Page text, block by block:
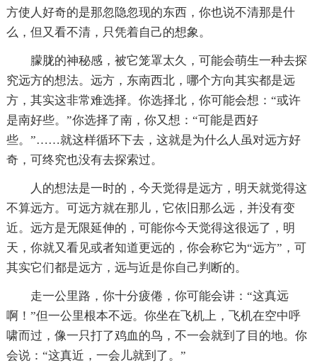
方使人好奇的是那忽隐忽现的东西，你也说不清那是什
么，但又看不清，只凭着自己的想象。
朦胧的神秘感，被它笼罩太久，可能会萌生一种去探
究远方的想法。远方，东南西北，哪个方向其实都是远
方，其实这非常难选择。你选择北，你可能会想：“或许
是南好些。”你选择了南，你又想：“可能是西好
些。”……就这样循环下去，这就是为什么人虽对远方好
奇，可终究也没有去探索过。
人的想法是一时的，今天觉得是远方，明天就觉得这
不算远方。可远方就在那儿，它依旧那么远，并没有变
近。远方是无限延伸的，可能你今天觉得这很远了，明
天，你就又看见或者知道更远的，你会称它为“远方”，可
其实它们都是远方，远与近是你自己判断的。
走一公里路，你十分疲倦，你可能会讲：“这真远
啊！”但一公里根本不远。你坐在飞机上，飞机在空中呼
啸而过，像一只打了鸡血的鸟，不一会就到了目的地。你
会说：“这真近，一会儿就到了。”